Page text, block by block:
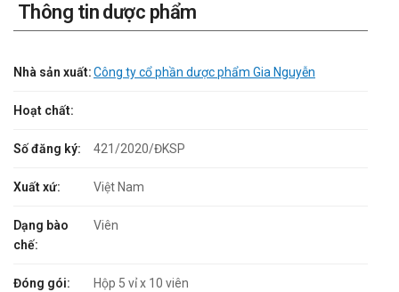
Thông tin dược phẩm
Nhà sản xuất:Công ty cổ phần dược phẩm Gia Nguyễn
Hoạt chất:
Số đăng ký: 421/2020/ĐKSP
Xuất xứ: Việt Nam
Dạng bào
chế:
Viên
Đóng gói: Hộp 5 vỉ x 10 viên